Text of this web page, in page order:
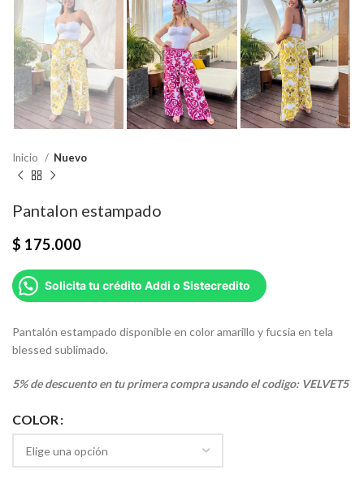
Inicio Nuevo
Pantalon estampado
$ 175.000
Solicita tu crédito Addi o Sistecredito
Pantalón estampado disponible en color amarillo y fucsia en tela
blessed sublimado.
5% de descuento en tu primera compra usando el codigo: VELVET5
COLOR